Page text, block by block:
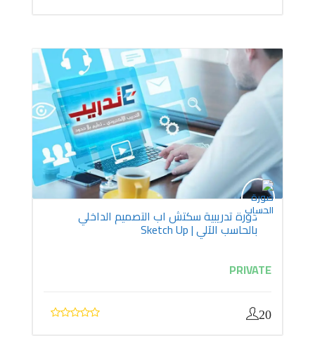
دورة تدريبية سكتش اب التصميم الداخلي
بالحاسب الآلي | Sketch Up
PRIVATE
20